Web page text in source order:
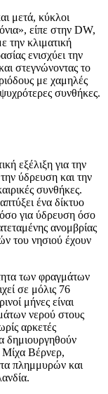
μετά, κύκλοι
είπε στην DW,
την κλιματική
ενισχύει την
στεγνώνοντας το
με χαμηλές
συνθήκες.
εξέλιξη για την
ύδρευση και την
συνθήκες.
ένα δίκτυο
για ύδρευση όσο
ανομβρίας
του νησιού έχουν
των φραγμάτων
σε μόλις 76
μήνες είναι
νερού στους
αρκετές
δημιουργηθούν
Μίχα Βέρνερ,
πλημμυρών και